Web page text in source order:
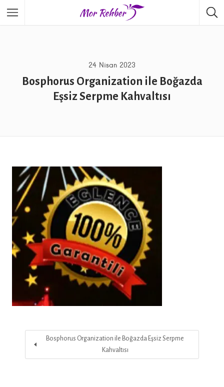
24 Nisan 2023
Bosphorus Organization ile Boğazda
Eşsiz Serpme Kahvaltısı
Bosphorus Organization ile Boğazda Eşsiz Serpme
Kahvaltısı